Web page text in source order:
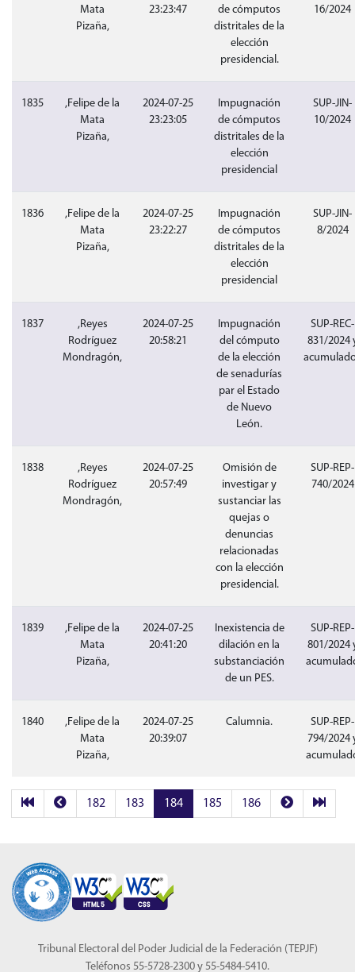
Mata
Pizaña,
23:23:47
de cómputos
distritales de la
elección
presidencial.
16/2024
1835
,Felipe de la
Mata
Pizaña,
2024-07-25
23:23:05
Impugnación
de cómputos
distritales de la
elección
presidencial
SUP-JIN-
10/2024
1836
,Felipe de la
Mata
Pizaña,
2024-07-25
23:22:27
Impugnación
de cómputos
distritales de la
elección
presidencial
SUP-JIN-
8/2024
1837
,Reyes
Rodríguez
Mondragón,
2024-07-25
20:58:21
Impugnación
del cómputo
de la elección
de senadurías
par el Estado
de Nuevo
León.
SUP-REC-
831/2024
1838
,Reyes
Rodríguez
Mondragón,
2024-07-25
20:57:49
Omisión de
investigar y
sustanciar las
quejas o
denuncias
relacionadas
con la elección
presidencial.
SUP-REP-
740/2024
1839
,Felipe de la
Mata
Pizaña,
2024-07-25
20:41:20
Inexistencia de
dilación en la
substanciación
de un PES.
SUP-REP-
801/2024
1840
,Felipe de la
Mata
Pizaña,
2024-07-25
20:39:07
Calumnia.
SUP-REP-
794/2024
182 183 184 185 186
Tribunal Electoral del Poder Judicial de la Federación (TEPJF)
Teléfonos 55-5728-2300 y 55-5484-5410.